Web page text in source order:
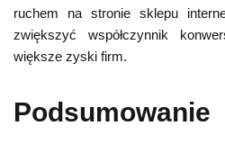
ruchem na stronie sklepu
zwiększyć współczynnik
większe zyski firm.
Podsumowanie